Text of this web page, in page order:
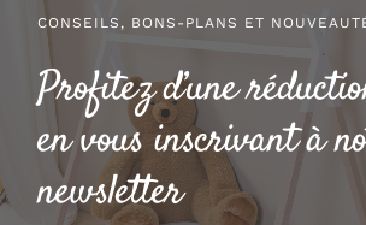
CONSEILS, BONS-PLANS ET
Profitez d’une
en vous inscrivant à
newsletter